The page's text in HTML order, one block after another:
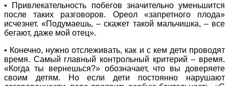
• Привлекательность побегов значительно уменьшится
после таких разговоров. Ореол «запретного плода»
исчезнет. «Подумаешь, – скажет такой мальчишка, – все
бегают, даже мой отец».
• Конечно, нужно отслеживать, как и с кем дети проводят
время. Самый главный контрольный критерий – время.
«Когда ты вернешься?» обозначает, что вы доверяете
своим детям. Но если дети постоянно нарушают